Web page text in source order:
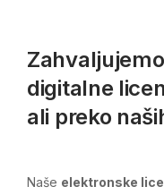
digitalne
ali preko
Naše elektronske